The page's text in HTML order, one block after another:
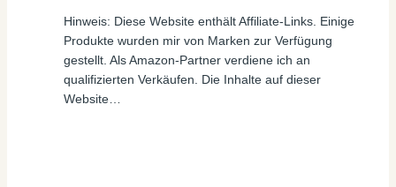
Hinweis: Diese Website enthält Affiliate-Links. Einige
Produkte wurden mir von Marken zur Verfügung
gestellt. Als Amazon-Partner verdiene ich an
qualifizierten Verkäufen. Die Inhalte auf dieser
Website…